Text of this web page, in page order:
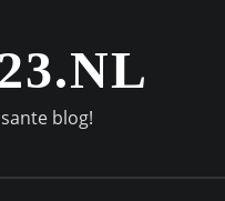
blog!